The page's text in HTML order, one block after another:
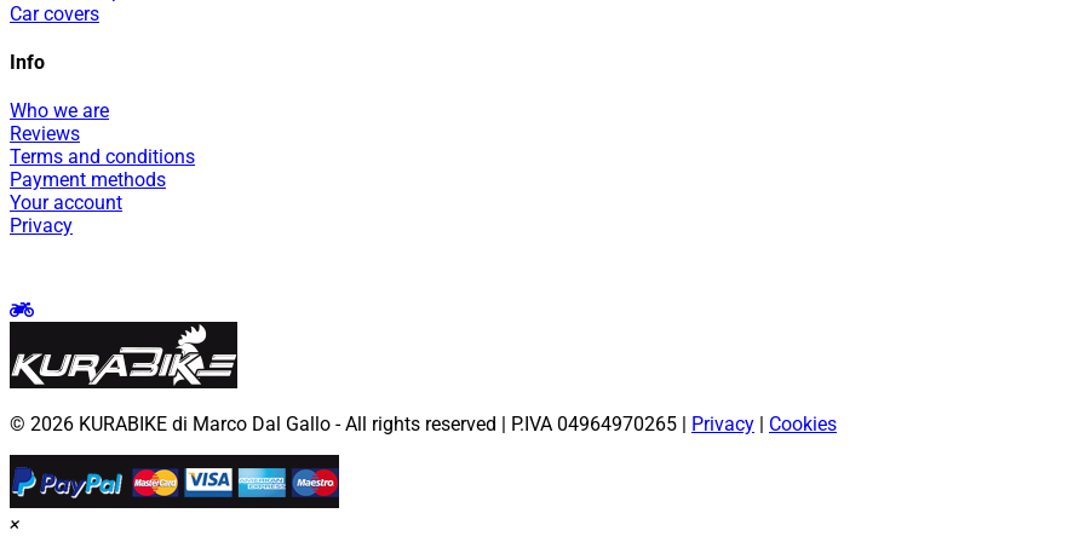
Car covers
Info
Who we are
Reviews
Terms and conditions
Payment methods
Your account
Privacy
© 2026 KURABIKE di Marco Dal Gallo - All rights reserved | P.IVA 04964970265 | Privacy Cookies
×